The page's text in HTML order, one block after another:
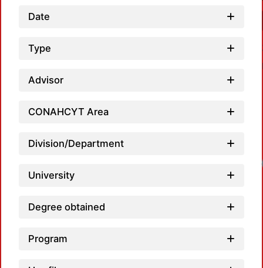
Date
Type
Advisor
CONAHCYT Area
Division/Department
University
Degree obtained
Program